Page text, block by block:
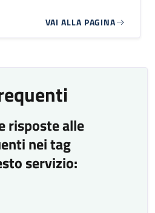
VAI ALLA PAGINA
risposte alle
nei tag
servizio: